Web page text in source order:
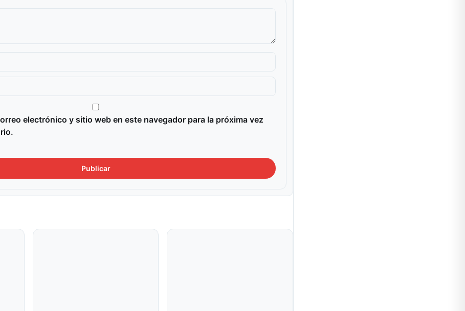
electrónico y sitio web en este navegador para la próxima vez